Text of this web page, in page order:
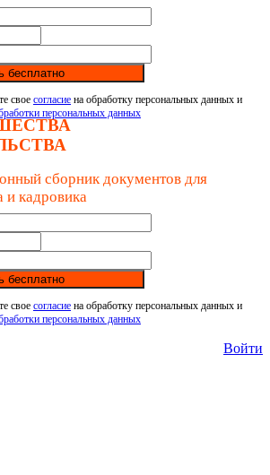
бесплатно
свое согласие на обработку персональных данных и
персональных данных
сборник документов для
и кадровика
бесплатно
свое согласие на обработку персональных данных и
персональных данных
Войти